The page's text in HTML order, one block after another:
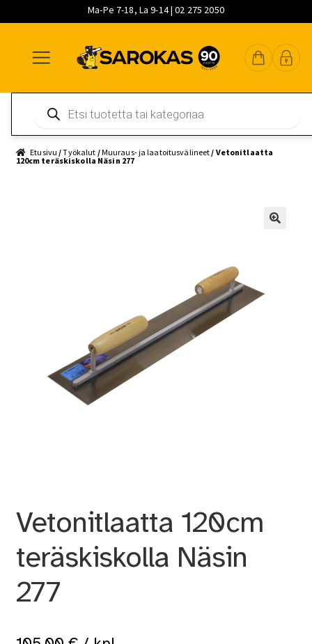
Ma-Pe 7-18, La 9-14 | 02 275 2050
navigointiin
sisältöön
pääsisältöön
search
Etusivu /Työkalut /Muuraus- ja laatoitusvälineet / Vetonitlaatta
120cm teräskiskolla Näsin 277
Vetonitlaatta 120cm
teräskiskolla Näsin
277